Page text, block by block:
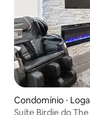
Condomínio ⋅
Suíte Birdie do